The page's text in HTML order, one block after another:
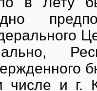
числе и г.